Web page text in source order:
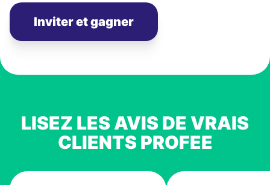
Inviter et gagner
LISEZ LES AVIS DE VRAIS
CLIENTS PROFEE